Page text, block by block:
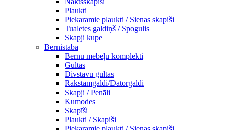
Plaukti
Piekaramie plaukti / Sienas skapiši
Tualetes galdiņš / Spogulis
Skapji kupe
Bērnistaba
Bērnu mēbeļu komplekti
Gultas
Divstāvu gultas
Rakstāmgaldi/Datorgaldi
Skapji / Penāli
Kumodes
Skapīši
Plaukti / Skapiši